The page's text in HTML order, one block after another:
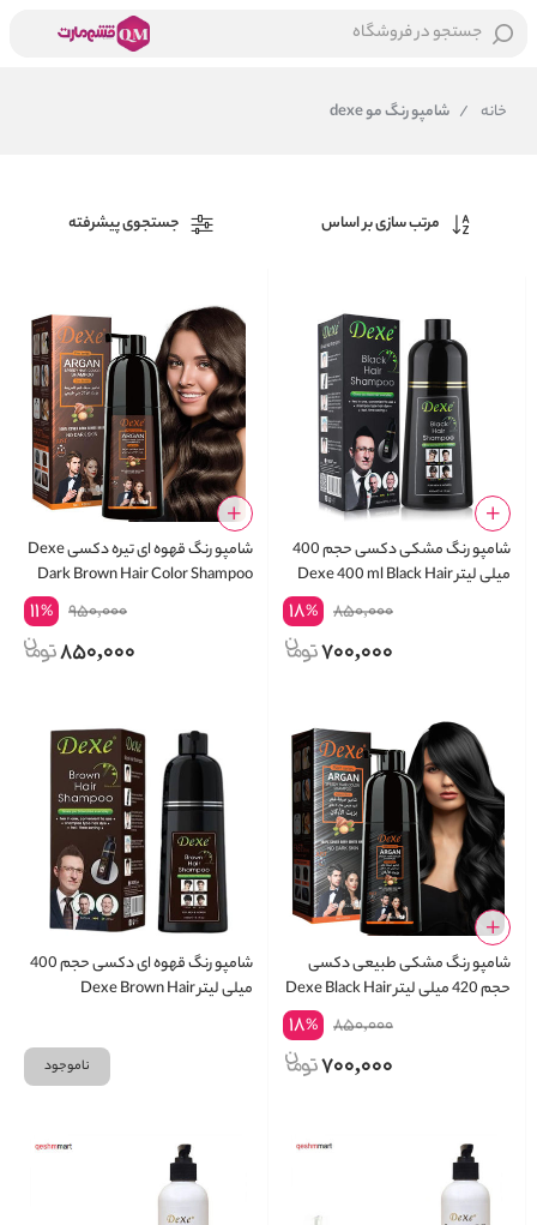
جستجو در فروشگاه
خانه / شامپو رنگ مو dexe
مرتب سازی بر اساس جستجوی پیشرفته
شامپو رنگ مشکی دکسی حجم 400
میلی لیتر Dexe 400 ml Black Hair
850,000
18%
700,000
شامپو رنگ قهوه ای تیره دکسی Dexe
Dark Brown Hair Color Shampoo
950,000
11%
850,000
شامپو رنگ مشکی طبیعی دکسی
حجم 420 میلی لیتر Dexe Black Hair
850,000
18%
700,000
شامپو رنگ قهوه ای دکسی حجم 400
میلی لیتر Dexe Brown Hair
ناموجود